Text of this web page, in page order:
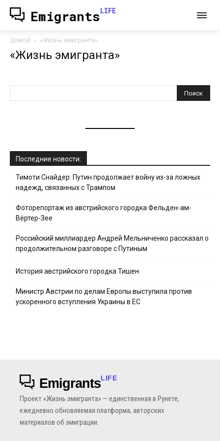
EmigrantsLIFE
Домой «Жизнь эмигранта»
«Жизнь эмигранта»
Последние новости:
Тимоти Снайдер: Путин продолжает войну из-за ложных
надежд, связанных с Трампом
Фоторепортаж из австрийского городка Фельден-ам-
Вёртер-Зее
Российский миллиардер Андрей Мельниченко рассказал о
продолжительном разговоре с Путиным
История австрийского городка Тишен
Министр Австрии по делам Европы выступила против
ускоренного вступления Украины в ЕС
EmigrantsLIFE
Проект «Жизнь эмигранта» — единственная в Рунете,
ежедневно обновляемая платформа, авторских
материалов об эмиграции.